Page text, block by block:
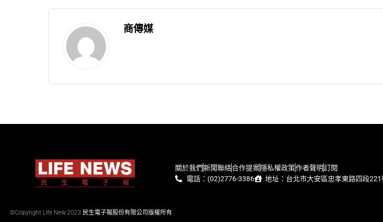
商傳媒
關於我們新聞聯絡合作提案隱私權政策作者聲明訂閱
電話：(02)2776-3386
地址：台北市大安區忠孝東路四段
©Copyright Life New 2023 民生電子報股份有限公司版權所有